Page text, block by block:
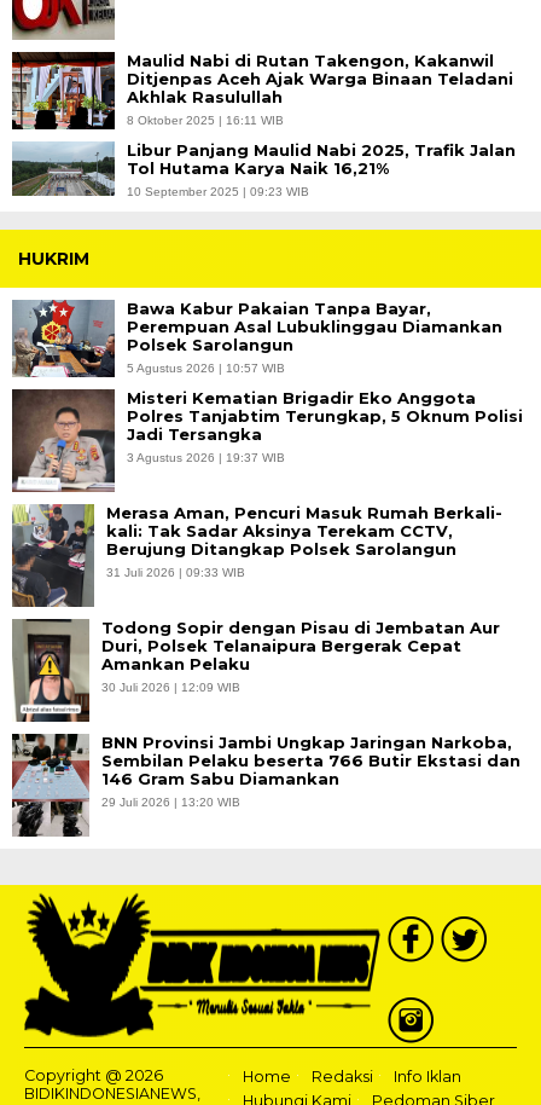
Maulid Nabi di Rutan Takengon, Kakanwil
Ditjenpas Aceh Ajak Warga Binaan Teladani
Akhlak Rasulullah
8 Oktober 2025 | 16:11 WIB
Libur Panjang Maulid Nabi 2025, Trafik Jalan
Tol Hutama Karya Naik 16,21%
10 September 2025 | 09:23 WIB
HUKRIM
Bawa Kabur Pakaian Tanpa Bayar,
Perempuan Asal Lubuklinggau Diamankan
Polsek Sarolangun
5 Agustus 2026 | 10:57 WIB
Misteri Kematian Brigadir Eko Anggota
Polres Tanjabtim Terungkap, 5 Oknum Polisi
Jadi Tersangka
3 Agustus 2026 | 19:37 WIB
Merasa Aman, Pencuri Masuk Rumah Berkali-
kali: Tak Sadar Aksinya Terekam CCTV,
Berujung Ditangkap Polsek Sarolangun
31 Juli 2026 | 09:33 WIB
Todong Sopir dengan Pisau di Jembatan Aur
Duri, Polsek Telanaipura Bergerak Cepat
Amankan Pelaku
30 Juli 2026 | 12:09 WIB
BNN Provinsi Jambi Ungkap Jaringan Narkoba,
Sembilan Pelaku beserta 766 Butir Ekstasi dan
146 Gram Sabu Diamankan
29 Juli 2026 | 13:20 WIB
Copyright @ 2026
BIDIKINDONESIANEWS,
Home Redaksi
Info Iklan
Hubungi Kami
Pedoman Siber